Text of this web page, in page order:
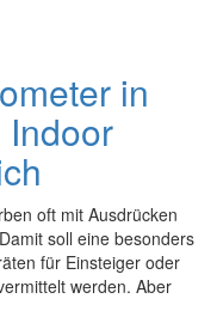
in
oft mit Ausdrücken
soll eine besonders
für Einsteiger oder
werden. Aber